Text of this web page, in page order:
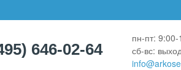
646-02-64
пн-пт:
сб-вс: